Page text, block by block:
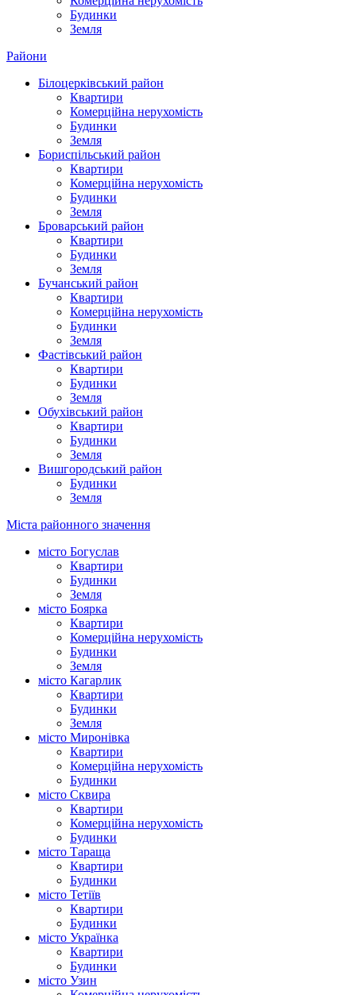
Будинки
Земля
Райони
Білоцерківський район
Квартири
Комерційна нерухомість
Будинки
Земля
Бориспільський район
Квартири
Комерційна нерухомість
Будинки
Земля
Броварський район
Квартири
Будинки
Земля
Бучанський район
Квартири
Комерційна нерухомість
Будинки
Земля
Фастівський район
Квартири
Будинки
Земля
Обухівський район
Квартири
Будинки
Земля
Вишгородський район
Будинки
Земля
Міста районного значення
місто Богуслав
Квартири
Будинки
Земля
місто Боярка
Квартири
Комерційна нерухомість
Будинки
Земля
місто Кагарлик
Квартири
Будинки
Земля
місто Миронівка
Квартири
Комерційна нерухомість
Будинки
місто Сквира
Квартири
Комерційна нерухомість
Будинки
місто Тараща
Квартири
Будинки
місто Тетіїв
Квартири
Будинки
місто Українка
Квартири
Будинки
місто Узин